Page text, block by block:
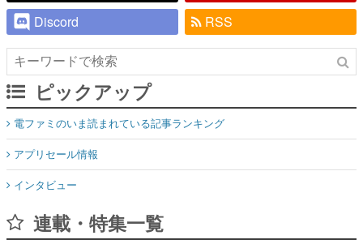
Discord
RSS
ピックアップ
電ファミのいま読まれている記事ランキング
アプリセール情報
インタビュー
連載・特集一覧